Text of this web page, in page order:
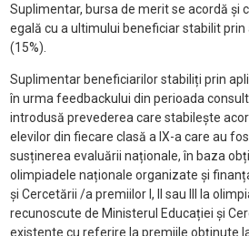
Suplimentar, bursa de merit se acordă și
egală cu a ultimului beneficiar stabilit
(15%).
Suplimentar beneficiarilor stabiliți prin
în urma feedbackului din perioada
introdusă prevederea care stabilește
elevilor din fiecare clasă a IX-a care au
susținerea evaluării naționale, în baza
olimpiadele naționale organizate și
și Cercetării /a premiilor I, II sau III la
recunoscute de Ministerul Educației și
existente cu referire la premiile obținute